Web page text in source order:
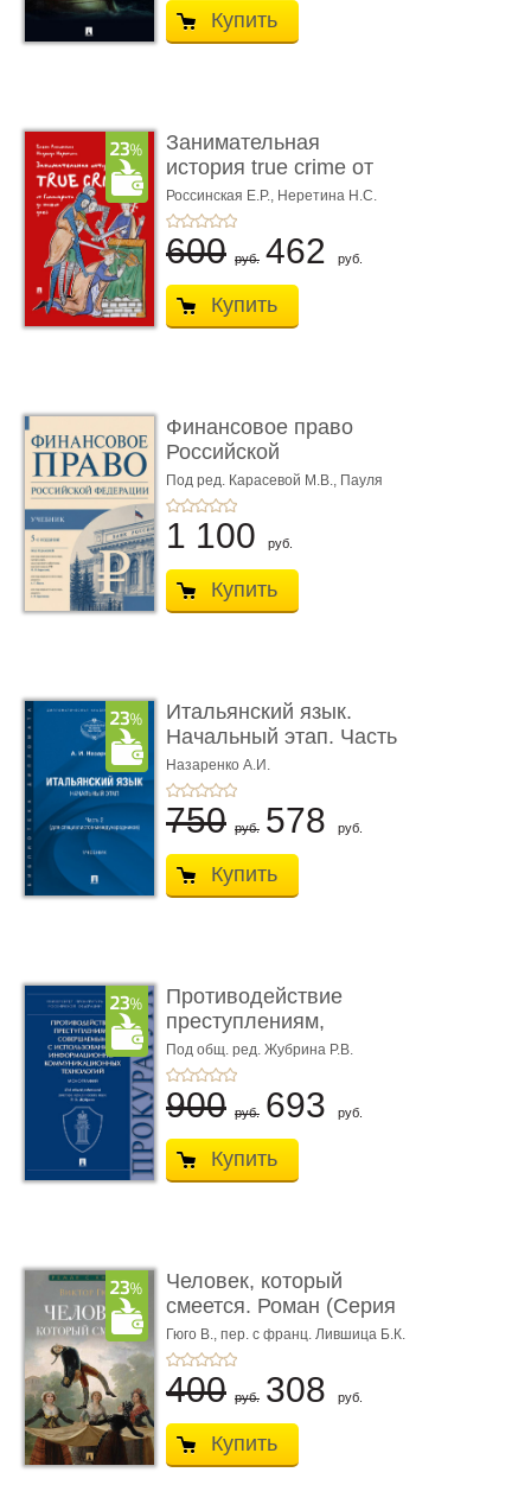
Купить
Занимательная
история true crime от
Гиппократа до � ...
Россинская Е.Р., Неретина Н.С.
600 руб. 462 руб.
Купить
Финансовое право
Российской
Федерации. 5-е изд�
...
Под ред. Карасевой М.В., Пауля
А.Г., Красюкова А.В.
1 100 руб.
Купить
Итальянский язык.
Начальный этап. Часть
2. Учеб� ...
Назаренко А.И.
750 руб. 578 руб.
Купить
Противодействие
преступлениям,
совершаемым с ...
Под общ. ред. Жубрина Р.В.
900 руб. 693 руб.
Купить
Человек, который
смеется. Роман (Серия
«Роман с ...
Гюго В., пер. с франц. Лившица Б.К.
400 руб. 308 руб.
Купить